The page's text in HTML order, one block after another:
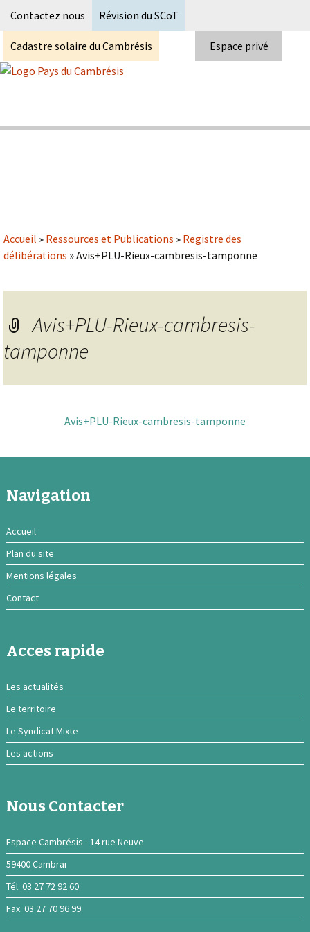
Contactez nous Révision du SCoT
Cadastre solaire du Cambrésis Espace privé
Accueil » Ressources et Publications » Registre des
délibérations »Avis+PLU-Rieux-cambresis-tamponne
Avis+PLU-Rieux-cambresis-
tamponne
Avis+PLU-Rieux-cambresis-tamponne
Navigation
Accueil
Plan du site
Mentions légales
Contact
Acces rapide
Les actualités
Le territoire
Le Syndicat Mixte
Les actions
Nous Contacter
Espace Cambrésis - 14 rue Neuve
59400 Cambrai
Tél. 03 27 72 92 60
Fax. 03 27 70 96 99